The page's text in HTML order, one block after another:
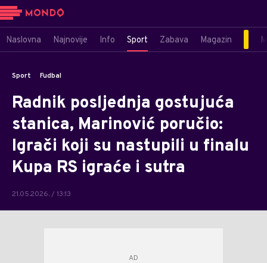
Naslovna Najnovije Info Sport Zabava Magazin
Sport Fudbal
Radnik posljednja gostujuća
stanica, Marinović poručio:
Igrači koji su nastupili u finalu
Kupa RS igraće i sutra
21.05.2026. / 13:13